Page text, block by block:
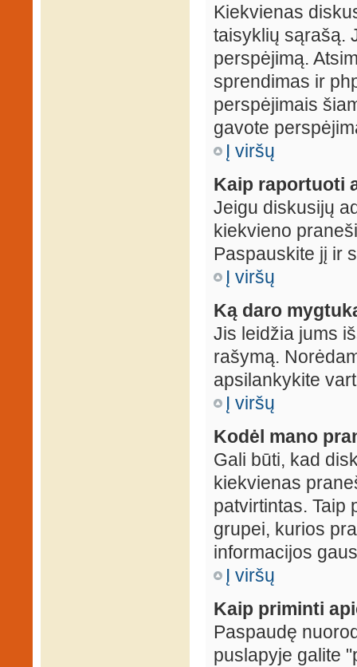
Kiekvienas
taisyklių sąrašą.
perspėjimą.
sprendimas ir
perspėjimais
gavote
Į viršų
Kaip raportuoti
Jeigu diskusijų
kiekvieno
Paspauskite jį ir
Į viršų
Ką daro
Jis leidžia jums
rašymą.
apsilankykite
Į viršų
Kodėl mano
Gali būti, kad
kiekvienas
patvirtintas. Taip
grupei, kurios
informacijos
Į viršų
Kaip priminti
Paspaudę
puslapyje galite